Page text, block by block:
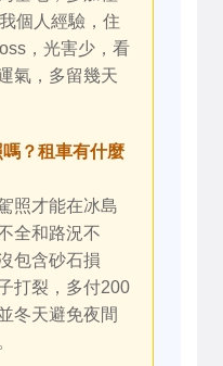
個人經驗，住
，光害少，看
氣，多留幾天
？租車有什麼
照才能在冰島
全和路況不
包含砂石損
打裂，多付200
冬天避免夜間